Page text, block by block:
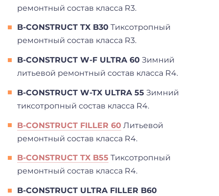
ремонтный состав класса R3.
B-CONSTRUCT TX B30 Тиксотропный
ремонтный состав класса R3.
B-CONSTRUCT W-F ULTRA 60 Зимний
литьевой ремонтный состав класса R4.
B-CONSTRUCT W-TX ULTRA 55 Зимний
тиксотропный состав класса R4.
B-CONSTRUCT FILLER 60 Литьевой
ремонтный состав класса R4.
B-CONSTRUCT TX B55 Тиксотропный
ремонтный состав класса R4.
B-CONSTRUCT ULTRA FILLER B60